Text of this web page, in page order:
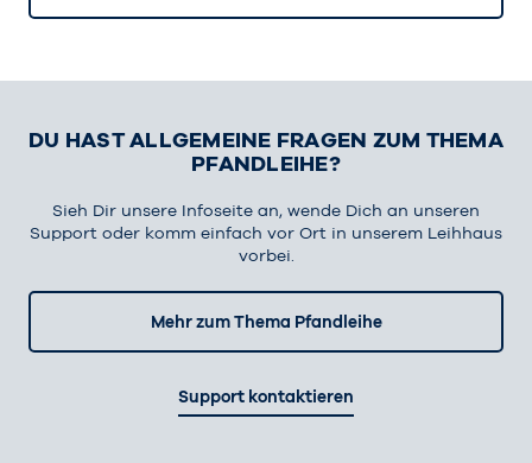
DU HAST ALLGEMEINE FRAGEN ZUM THEMA
PFANDLEIHE?
Sieh Dir unsere Infoseite an, wende Dich an unseren
Support oder komm einfach vor Ort in unserem Leihhaus
vorbei.
Mehr zum Thema Pfandleihe
Support kontaktieren